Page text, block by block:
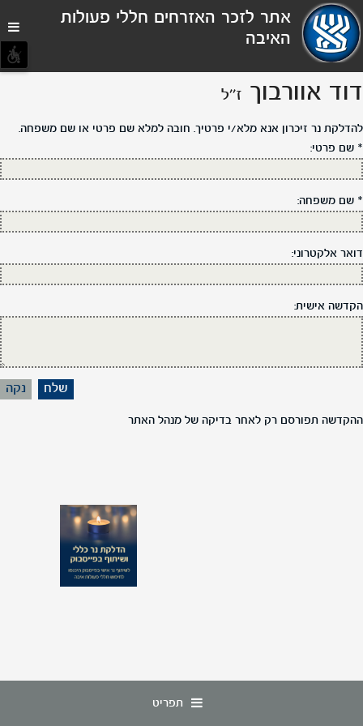
תפריט
נגישות
אתר לזכר האזרחים חללי פעולות
האיבה
דוד אוורבוך ז''ל
להדלקת נר זיכרון אנא מלא/י פרטיך. חובה למלא שם פרטי או שם משפחה.
* שם פרטי:
* שם משפחה:
דואר אלקטרוני:
הקדשה אישית:
ההקדשה תפורסם רק לאחר בדיקה של מנהל האתר
תפריט